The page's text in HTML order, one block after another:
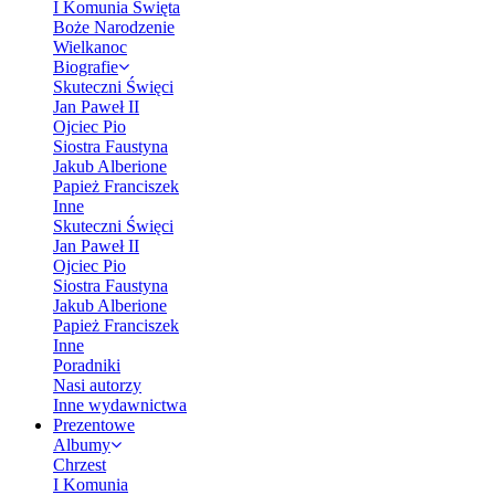
I Komunia Święta
Boże Narodzenie
Wielkanoc
Biografie
Skuteczni Święci
Jan Paweł II
Ojciec Pio
Siostra Faustyna
Jakub Alberione
Papież Franciszek
Inne
Skuteczni Święci
Jan Paweł II
Ojciec Pio
Siostra Faustyna
Jakub Alberione
Papież Franciszek
Inne
Poradniki
Nasi autorzy
Inne wydawnictwa
Prezentowe
Albumy
Chrzest
I Komunia